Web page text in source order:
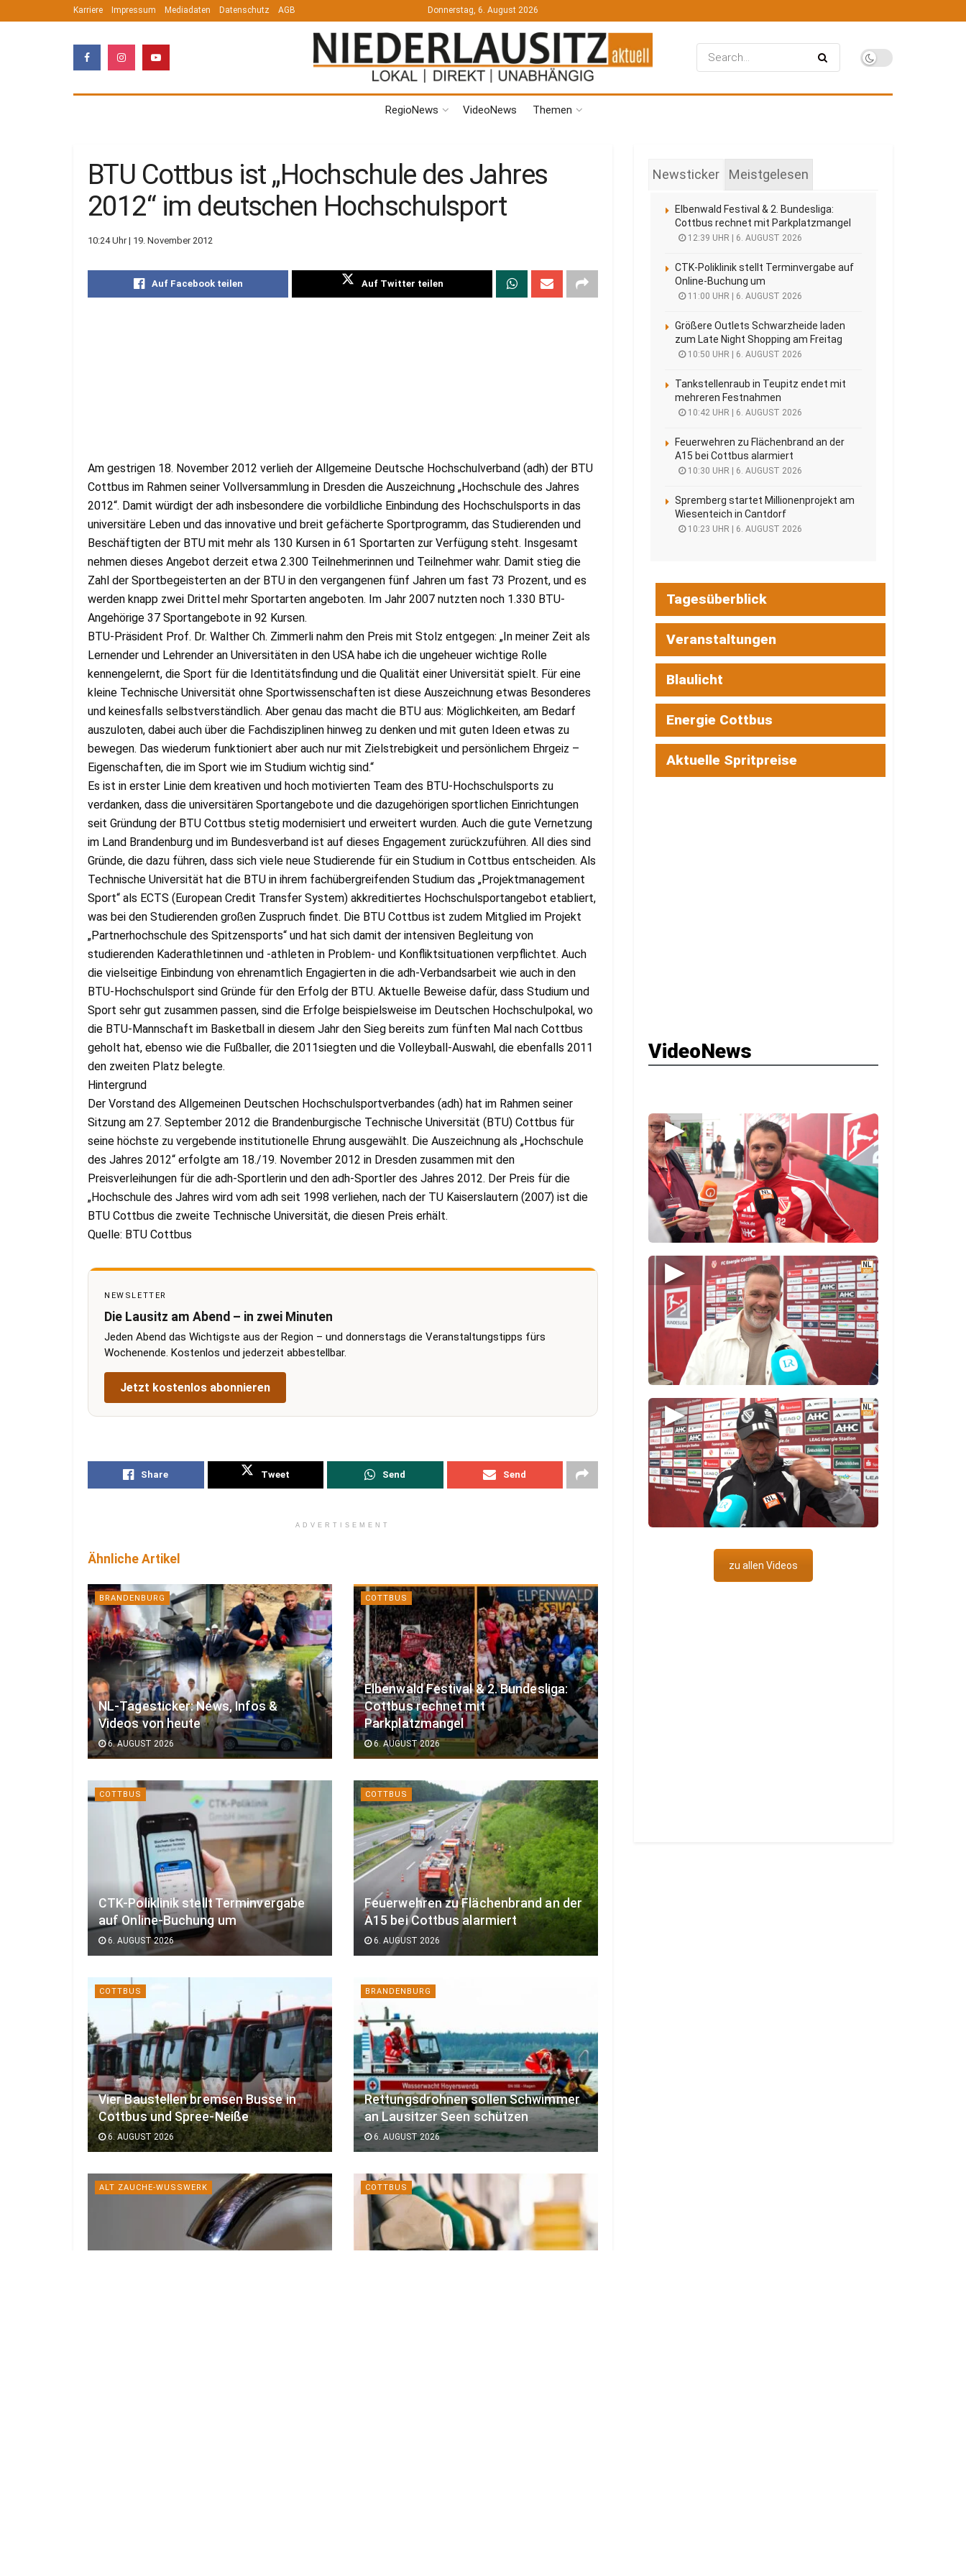
Karriere Impressum Mediadaten Datenschutz AGB Donnerstag, 6. August 2026
RegioNews VideoNews Themen
BTU Cottbus ist „Hochschule des Jahres
2012“ im deutschen Hochschulsport
10:24 Uhr | 19. November 2012
Auf Facebook teilen Auf Twitter teilen
Am gestrigen 18. November 2012 verlieh der Allgemeine Deutsche Hochschulverband (adh) der BTU
Cottbus im Rahmen seiner Vollversammlung in Dresden die Auszeichnung „Hochschule des Jahres
2012“. Damit würdigt der adh insbesondere die vorbildliche Einbindung des Hochschulsports in das
universitäre Leben und das innovative und breit gefächerte Sportprogramm, das Studierenden und
Beschäftigten der BTU mit mehr als 130 Kursen in 61 Sportarten zur Verfügung steht. Insgesamt
nehmen dieses Angebot derzeit etwa 2.300 Teilnehmerinnen und Teilnehmer wahr. Damit stieg die
Zahl der Sportbegeisterten an der BTU in den vergangenen fünf Jahren um fast 73 Prozent, und es
werden knapp zwei Drittel mehr Sportarten angeboten. Im Jahr 2007 nutzten noch 1.330 BTU-
Angehörige 37 Sportangebote in 92 Kursen.
BTU-Präsident Prof. Dr. Walther Ch. Zimmerli nahm den Preis mit Stolz entgegen: „In meiner Zeit als
Lernender und Lehrender an Universitäten in den USA habe ich die ungeheuer wichtige Rolle
kennengelernt, die Sport für die Identitätsfindung und die Qualität einer Universität spielt. Für eine
kleine Technische Universität ohne Sportwissenschaften ist diese Auszeichnung etwas Besonderes
und keinesfalls selbstverständlich. Aber genau das macht die BTU aus: Möglichkeiten, am Bedarf
auszuloten, dabei auch über die Fachdisziplinen hinweg zu denken und mit guten Ideen etwas zu
bewegen. Das wiederum funktioniert aber auch nur mit Zielstrebigkeit und persönlichem Ehrgeiz –
Eigenschaften, die im Sport wie im Studium wichtig sind.“
Es ist in erster Linie dem kreativen und hoch motivierten Team des BTU-Hochschulsports zu
verdanken, dass die universitären Sportangebote und die dazugehörigen sportlichen Einrichtungen
seit Gründung der BTU Cottbus stetig modernisiert und erweitert wurden. Auch die gute Vernetzung
im Land Brandenburg und im Bundesverband ist auf dieses Engagement zurückzuführen. All dies sind
Gründe, die dazu führen, dass sich viele neue Studierende für ein Studium in Cottbus entscheiden. Als
Technische Universität hat die BTU in ihrem fachübergreifenden Studium das „Projektmanagement
Sport“ als ECTS (European Credit Transfer System) akkreditiertes Hochschulsportangebot etabliert,
was bei den Studierenden großen Zuspruch findet. Die BTU Cottbus ist zudem Mitglied im Projekt
„Partnerhochschule des Spitzensports“ und hat sich damit der intensiven Begleitung von
studierenden Kaderathletinnen und -athleten in Problem- und Konfliktsituationen verpflichtet. Auch
die vielseitige Einbindung von ehrenamtlich Engagierten in die adh-Verbandsarbeit wie auch in den
BTU-Hochschulsport sind Gründe für den Erfolg der BTU. Aktuelle Beweise dafür, dass Studium und
Sport sehr gut zusammen passen, sind die Erfolge beispielsweise im Deutschen Hochschulpokal, wo
die BTU-Mannschaft im Basketball in diesem Jahr den Sieg bereits zum fünften Mal nach Cottbus
geholt hat, ebenso wie die Fußballer, die 2011siegten und die Volleyball-Auswahl, die ebenfalls 2011
den zweiten Platz belegte.
Hintergrund
Der Vorstand des Allgemeinen Deutschen Hochschulsportverbandes (adh) hat im Rahmen seiner
Sitzung am 27. September 2012 die Brandenburgische Technische Universität (BTU) Cottbus für
seine höchste zu vergebende institutionelle Ehrung ausgewählt. Die Auszeichnung als „Hochschule
des Jahres 2012“ erfolgte am 18./19. November 2012 in Dresden zusammen mit den
Preisverleihungen für die adh-Sportlerin und den adh-Sportler des Jahres 2012. Der Preis für die
„Hochschule des Jahres wird vom adh seit 1998 verliehen, nach der TU Kaiserslautern (2007) ist die
BTU Cottbus die zweite Technische Universität, die diesen Preis erhält.
Quelle: BTU Cottbus
NEWSLETTER
Die Lausitz am Abend – in zwei Minuten
Jeden Abend das Wichtigste aus der Region – und donnerstags die Veranstaltungstipps fürs
Wochenende. Kostenlos und jederzeit abbestellbar.
Jetzt kostenlos abonnieren
Share Tweet Send Send
ADVERTISEMENT
Ähnliche Artikel
BRANDENBURG
NL-Tagesticker: News, Infos &
Videos von heute
6. AUGUST 2026
COTTBUS
Elbenwald Festival & 2. Bundesliga:
Cottbus rechnet mit
Parkplatzmangel
6. AUGUST 2026
COTTBUS
CTK-Poliklinik stellt Terminvergabe
auf Online-Buchung um
6. AUGUST 2026
COTTBUS
Feuerwehren zu Flächenbrand an der
A15 bei Cottbus alarmiert
6. AUGUST 2026
COTTBUS
Vier Baustellen bremsen Busse in
Cottbus und Spree-Neiße
6. AUGUST 2026
BRANDENBURG
Rettungsdrohnen sollen Schwimmer
an Lausitzer Seen schützen
6. AUGUST 2026
ALT ZAUCHE-WUSSWERK COTTBUS
Newsticker Meistgelesen
Elbenwald Festival & 2. Bundesliga:
Cottbus rechnet mit Parkplatzmangel
12:39 UHR | 6. AUGUST 2026
CTK-Poliklinik stellt Terminvergabe auf
Online-Buchung um
11:00 UHR | 6. AUGUST 2026
Größere Outlets Schwarzheide laden
zum Late Night Shopping am Freitag
10:50 UHR | 6. AUGUST 2026
Tankstellenraub in Teupitz endet mit
mehreren Festnahmen
10:42 UHR | 6. AUGUST 2026
Feuerwehren zu Flächenbrand an der
A15 bei Cottbus alarmiert
10:30 UHR | 6. AUGUST 2026
Spremberg startet Millionenprojekt am
Wiesenteich in Cantdorf
10:23 UHR | 6. AUGUST 2026
Tagesüberblick
Veranstaltungen
Blaulicht
Energie Cottbus
Aktuelle Spritpreise
VideoNews
▶
▶
▶
zu allen Videos